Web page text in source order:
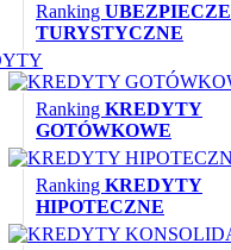
Ranking
TURYSTYCZNE
Ranking KREDYTY
GOTÓWKOWE
Ranking KREDYTY
HIPOTECZNE